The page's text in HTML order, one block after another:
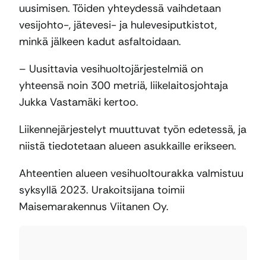
uusimisen. Töiden yhteydessä vaihdetaan
vesijohto-, jätevesi- ja hulevesiputkistot,
minkä jälkeen kadut asfaltoidaan.
– Uusittavia vesihuoltojärjestelmiä on
yhteensä noin 300 metriä, liikelaitosjohtaja
Jukka Vastamäki kertoo.
Liikennejärjestelyt muuttuvat työn edetessä, ja
niistä tiedotetaan alueen asukkaille erikseen.
Ahteentien alueen vesihuoltourakka valmistuu
syksyllä 2023. Urakoitsijana toimii
Maisemarakennus Viitanen Oy.